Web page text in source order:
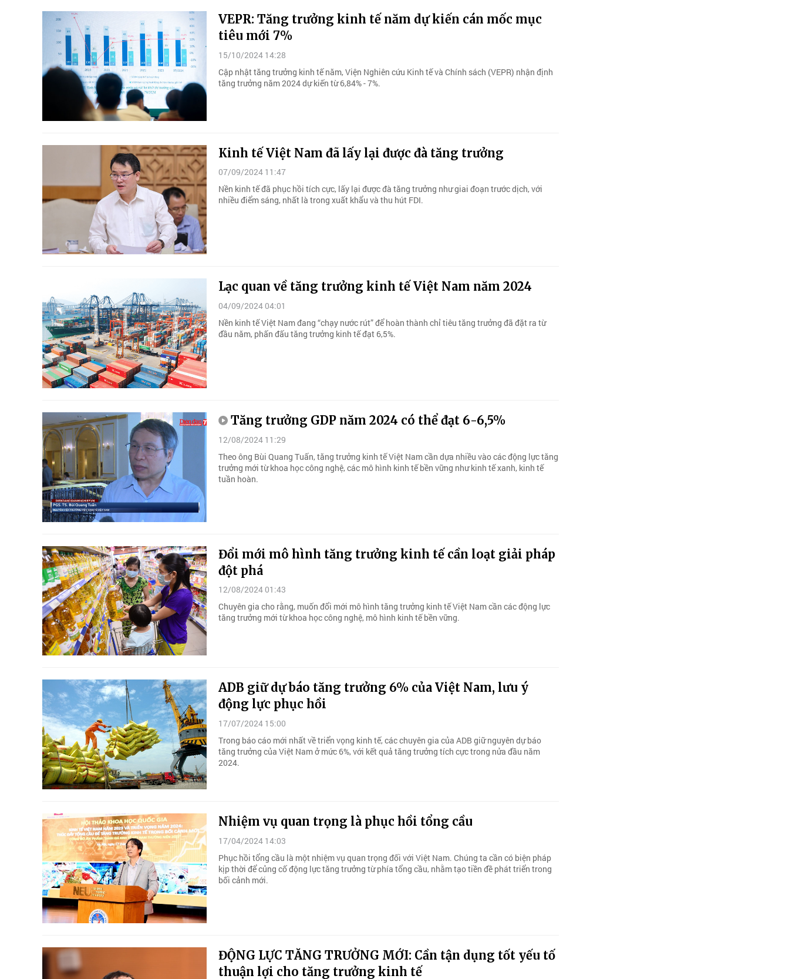
VEPR: Tăng trưởng kinh tế năm dự kiến cán mốc mục
tiêu mới 7%
15/10/2024 14:28
Cập nhật tăng trưởng kinh tế năm, Viện Nghiên cứu Kinh tế và Chính sách (VEPR) nhận định
tăng trưởng năm 2024 dự kiến từ 6,84% - 7%.
Kinh tế Việt Nam đã lấy lại được đà tăng trưởng
07/09/2024 11:47
Nền kinh tế đã phục hồi tích cực, lấy lại được đà tăng trưởng như giai đoạn trước dịch, với
nhiều điểm sáng, nhất là trong xuất khẩu và thu hút FDI.
Lạc quan về tăng trưởng kinh tế Việt Nam năm 2024
04/09/2024 04:01
Nền kinh tế Việt Nam đang “chạy nước rút” để hoàn thành chỉ tiêu tăng trưởng đã đặt ra từ
đầu năm, phấn đấu tăng trưởng kinh tế đạt 6,5%.
Tăng trưởng GDP năm 2024 có thể đạt 6-6,5%
12/08/2024 11:29
Theo ông Bùi Quang Tuấn, tăng trưởng kinh tế Việt Nam cần dựa nhiều vào các động lực tăng
trưởng mới từ khoa học công nghệ, các mô hình kinh tế bền vững như kinh tế xanh, kinh tế
tuần hoàn.
Đổi mới mô hình tăng trưởng kinh tế cần loạt giải pháp
đột phá
12/08/2024 01:43
Chuyên gia cho rằng, muốn đổi mới mô hình tăng trưởng kinh tế Việt Nam cần các động lực
tăng trưởng mới từ khoa học công nghệ, mô hình kinh tế bền vững.
ADB giữ dự báo tăng trưởng 6% của Việt Nam, lưu ý
động lực phục hồi
17/07/2024 15:00
Trong báo cáo mới nhất về triển vọng kinh tế, các chuyên gia của ADB giữ nguyên dự báo
tăng trưởng của Việt Nam ở mức 6%, với kết quả tăng trưởng tích cực trong nửa đầu năm
2024.
Nhiệm vụ quan trọng là phục hồi tổng cầu
17/04/2024 14:03
Phục hồi tổng cầu là một nhiệm vụ quan trọng đối với Việt Nam. Chúng ta cần có biện pháp
kịp thời để củng cố động lực tăng trưởng từ phía tổng cầu, nhằm tạo tiền đề phát triển trong
bối cảnh mới.
ĐỘNG LỰC TĂNG TRƯỞNG MỚI: Cần tận dụng tốt yếu tố
thuận lợi cho tăng trưởng kinh tế